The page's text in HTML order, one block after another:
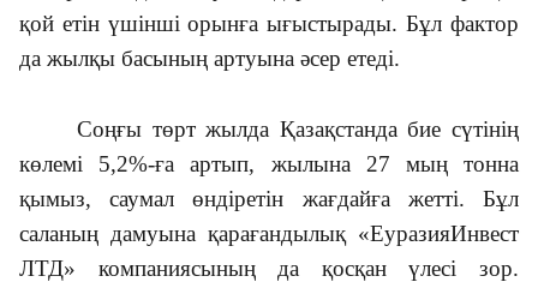
қой етін үшінші орынға ығыстырады. Бұл фактор
да жылқы басының артуына әсер етеді.
Соңғы төрт жылда Қазақстанда бие сүтінің
көлемі 5,2%-ға артып, жылына 27 мың тонна
қымыз, саумал өндіретін жағдайға жетті. Бұл
саланың дамуына қарағандылық «ЕуразияИнвест
ЛТД» компаниясының да қосқан үлесі зор.